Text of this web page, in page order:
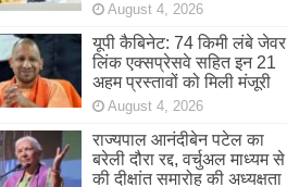
August 4, 2026
यूपी कैबिनेट: 74 किमी लंबे जेवर
लिंक एक्सप्रेसवे सहित इन 21
अहम प्रस्तावों को मिली मंजूरी
August 4, 2026
राज्यपाल आनंदीबेन पटेल का
बरेली दौरा रद्द, वर्चुअल माध्यम से
की दीक्षांत समारोह की अध्यक्षता